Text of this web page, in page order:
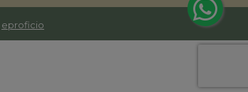
eproficio